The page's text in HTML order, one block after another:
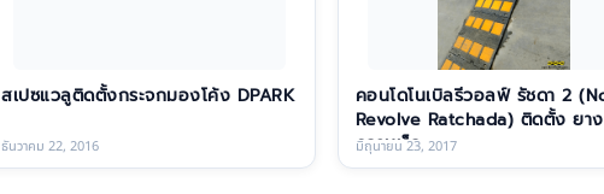
สเปซแวลูติดตั้งกระจกมองโค้ง DPARK
ธันวาคม 22, 2016
คอนโดโนเบิลรีวอลฟ์ รัชดา 2
Revolve Ratchada) ติดตั้ง ยา
ความเร็ว
มิถุนายน 23, 2017